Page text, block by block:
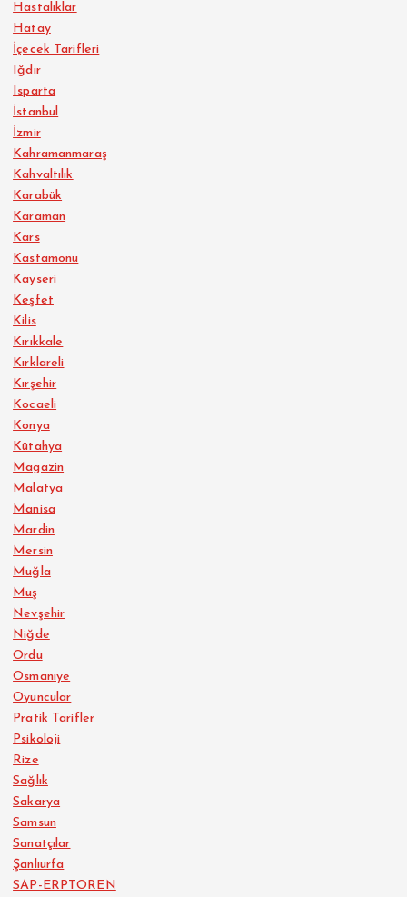
Hastalıklar
Hatay
İçecek Tarifleri
Iğdır
Isparta
İstanbul
İzmir
Kahramanmaraş
Kahvaltılık
Karabük
Karaman
Kars
Kastamonu
Kayseri
Keşfet
Kilis
Kırıkkale
Kırklareli
Kırşehir
Kocaeli
Konya
Kütahya
Magazin
Malatya
Manisa
Mardin
Mersin
Muğla
Muş
Nevşehir
Niğde
Ordu
Osmaniye
Oyuncular
Pratik Tarifler
Psikoloji
Rize
Sağlık
Sakarya
Samsun
Sanatçılar
Şanlıurfa
SAP-ERPTOREN